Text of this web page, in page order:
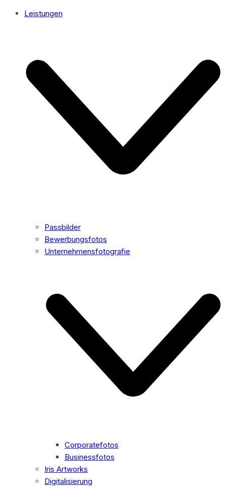
Leistungen
Passbilder
Bewerbungsfotos
Unternehmensfotografie
Corporatefotos
Businessfotos
Iris Artworks
Digitalisierung